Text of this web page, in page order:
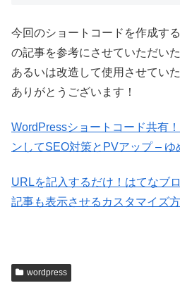
今回のショートコードを作成す
の記事を参考にさせていただい
あるいは改造して使用させていた
ありがとうございます！
WordPressショートコード共有
ンしてSEO対策とPVアップ – ゆ
URLを記入するだけ！はてなブ
記事も表示させるカスタマイズ
wordpress